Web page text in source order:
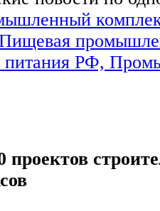
питания РФ,
проектов